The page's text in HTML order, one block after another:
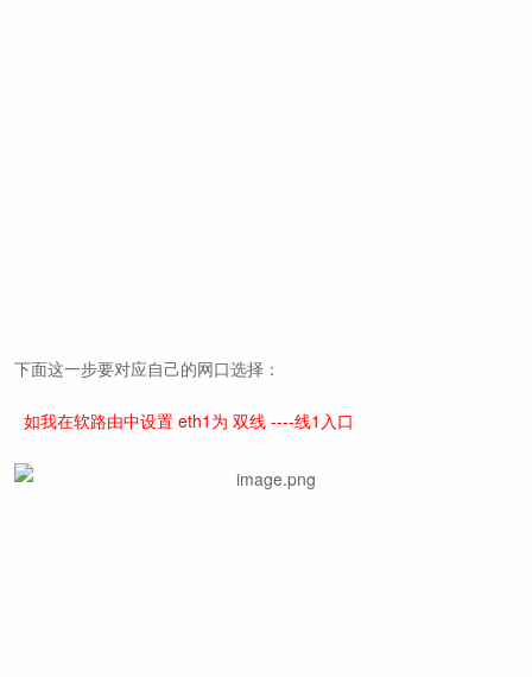
下面这一步要对应自己的网口选择：
如我在软路由中设置 eth1为 双线 ----线1入口